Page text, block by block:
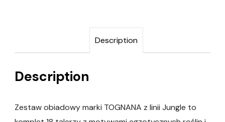
Description
Description
Zestaw obiadowy marki TOGNANA z linii Jungle to